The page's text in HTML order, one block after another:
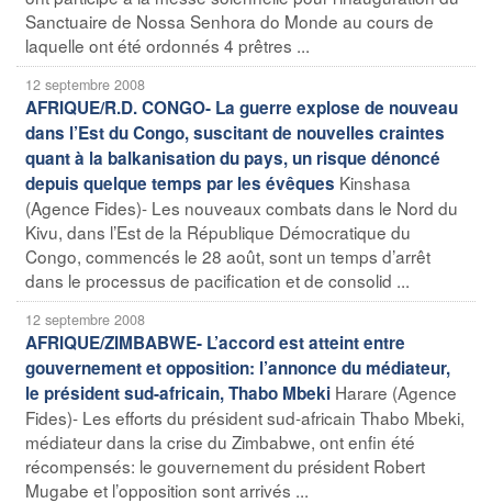
Sanctuaire de Nossa Senhora do Monde au cours de
laquelle ont été ordonnés 4 prêtres ...
12 septembre 2008
AFRIQUE/R.D. CONGO- La guerre explose de nouveau
dans l’Est du Congo, suscitant de nouvelles craintes
quant à la balkanisation du pays, un risque dénoncé
depuis quelque temps par les évêques Kinshasa
(Agence Fides)- Les nouveaux combats dans le Nord du
Kivu, dans l’Est de la République Démocratique du
Congo, commencés le 28 août, sont un temps d’arrêt
dans le processus de pacification et de consolid ...
12 septembre 2008
AFRIQUE/ZIMBABWE- L’accord est atteint entre
gouvernement et opposition: l’annonce du médiateur,
le président sud-africain, Thabo Mbeki Harare (Agence
Fides)- Les efforts du président sud-africain Thabo Mbeki,
médiateur dans la crise du Zimbabwe, ont enfin été
récompensés: le gouvernement du président Robert
Mugabe et l’opposition sont arrivés ...